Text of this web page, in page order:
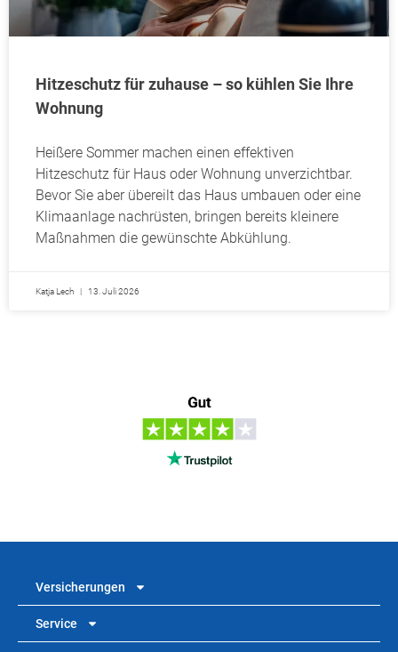
Hitzeschutz für zuhause – so kühlen Sie Ihre
Wohnung
Heißere Sommer machen einen effektiven
Hitzeschutz für Haus oder Wohnung unverzichtbar.
Bevor Sie aber übereilt das Haus umbauen oder eine
Klimaanlage nachrüsten, bringen bereits kleinere
Maßnahmen die gewünschte Abkühlung.
Katja Lech 13. Juli 2026
Versicherungen
Service